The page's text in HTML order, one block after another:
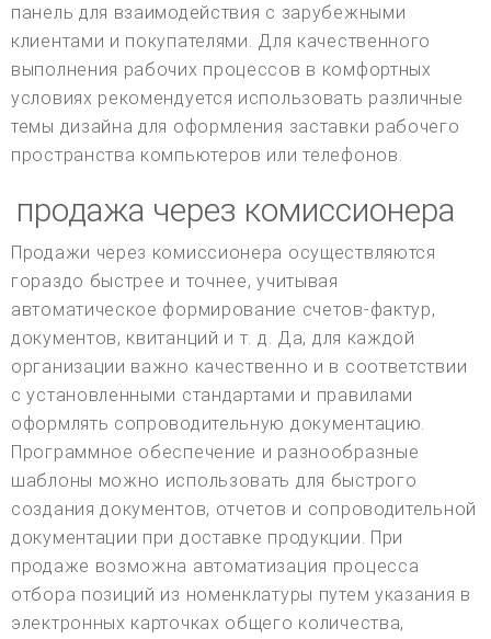
панель для взаимодействия с зарубежными
клиентами и покупателями. Для качественного
выполнения рабочих процессов в комфортных
условиях рекомендуется использовать различные
темы дизайна для оформления заставки рабочего
пространства компьютеров или телефонов.
продажа через комиссионера
Продажи через комиссионера осуществляются
гораздо быстрее и точнее, учитывая
автоматическое формирование счетов-фактур,
документов, квитанций и т. д. Да, для каждой
организации важно качественно и в соответствии
с установленными стандартами и правилами
оформлять сопроводительную документацию.
Программное обеспечение и разнообразные
шаблоны можно использовать для быстрого
создания документов, отчетов и сопроводительной
документации при доставке продукции. При
продаже возможна автоматизация процесса
отбора позиций из номенклатуры путем указания в
электронных карточках общего количества,